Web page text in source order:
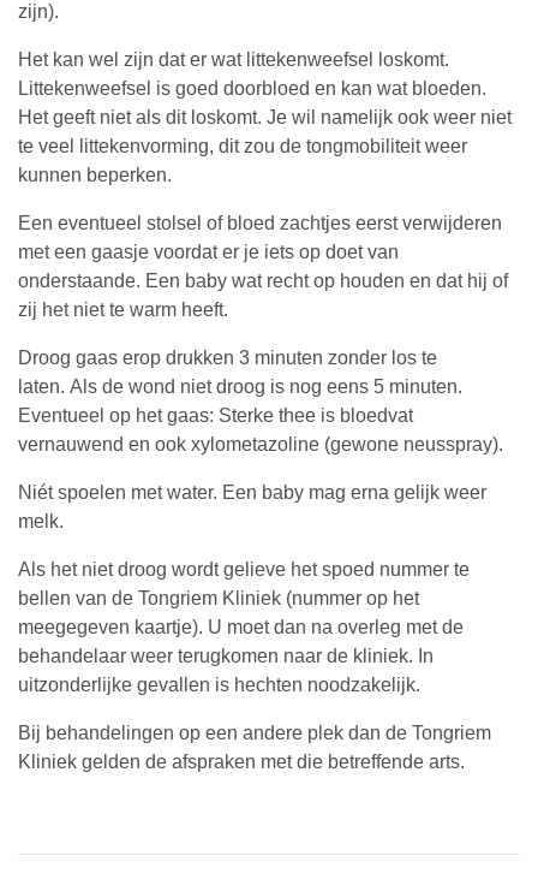
zijn).
Het kan wel zijn dat er wat littekenweefsel loskomt.
Littekenweefsel is goed doorbloed en kan wat bloeden.
Het geeft niet als dit loskomt. Je wil namelijk ook weer niet
te veel littekenvorming, dit zou de tongmobiliteit weer
kunnen beperken.
Een eventueel stolsel of bloed zachtjes eerst verwijderen
met een gaasje voordat er je iets op doet van
onderstaande. Een baby wat recht op houden en dat hij of
zij het niet te warm heeft.
Droog gaas erop drukken 3 minuten zonder los te
laten. Als de wond niet droog is nog eens 5 minuten.
Eventueel op het gaas: Sterke thee is bloedvat
vernauwend en ook xylometazoline (gewone neusspray).
Niét spoelen met water. Een baby mag erna gelijk weer
melk.
Als het niet droog wordt gelieve het spoed nummer te
bellen van de Tongriem Kliniek (nummer op het
meegegeven kaartje). U moet dan na overleg met de
behandelaar weer terugkomen naar de kliniek. In
uitzonderlijke gevallen is hechten noodzakelijk.
Bij behandelingen op een andere plek dan de Tongriem
Kliniek gelden de afspraken met die betreffende arts.